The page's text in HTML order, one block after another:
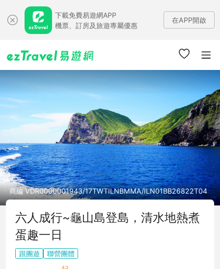
下載免費易遊網APP
機票、訂房及旅遊專屬優惠
在APP開啟
商編 VDR0000001943/17TWTILNBMMA/ILN01BB26822T04
六人成行~龜山島登島，清水地熱煮
蛋趣一日
跟團遊 聯營團體